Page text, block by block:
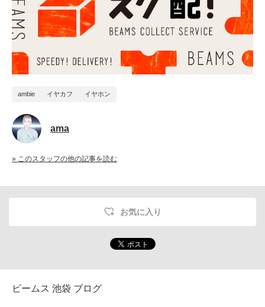
ambie イヤカフ イヤホン
ama
» このスタッフの他の記事を読む
お気に入り
ビームス 池袋 ブログ